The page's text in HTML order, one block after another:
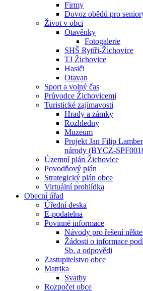
Firmy
Dovoz obědů pro
Život v obci
Otavěnky
Fotogalerie
SHŠ Rytíři-Žichovice
TJ Žichovice
Hasiči
Otavan
Sport a volný čas
Průvodce Žichovicemi
Turistické zajímavosti
Hrady a zámky
Rozhledny
Muzeum
Projekt Jan Filip
národy (BYCZ-
Územní plán Žichovice
Povodňový plán
Strategický plán obce
Virtuální prohlídka
Obecní úřad
Úřední deska
E-podatelna
Povinné informace
Návody pro řešení
Žádosti o informace
Sb. a odpovědi
Zastupitelstvo obce
Matrika
Svatby
Rozpočet obce